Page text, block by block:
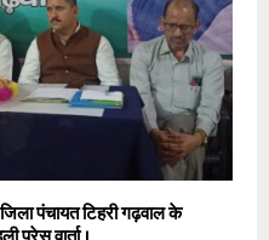
पंचायत टिहरी गढ़वाल के